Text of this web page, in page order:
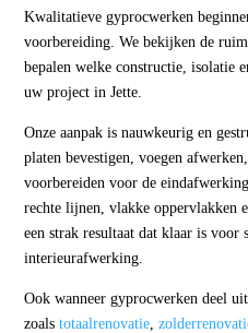
Kwalitatieve gyprocwerken
voorbereiding. We bekijken de
bepalen welke constructie, isolatie
uw project in Jette.
Onze aanpak is nauwkeurig en
platen bevestigen, voegen
voorbereiden voor de
rechte lijnen, vlakke oppervlakken
een strak resultaat dat klaar is voor
interieurafwerking.
Ook wanneer gyprocwerken deel
zoalstotaalrenovatie ,